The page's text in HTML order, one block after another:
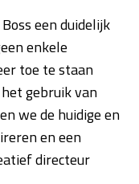
een duidelijk
enkele
toe te staan
gebruik van
we de huidige en
en een
directeur